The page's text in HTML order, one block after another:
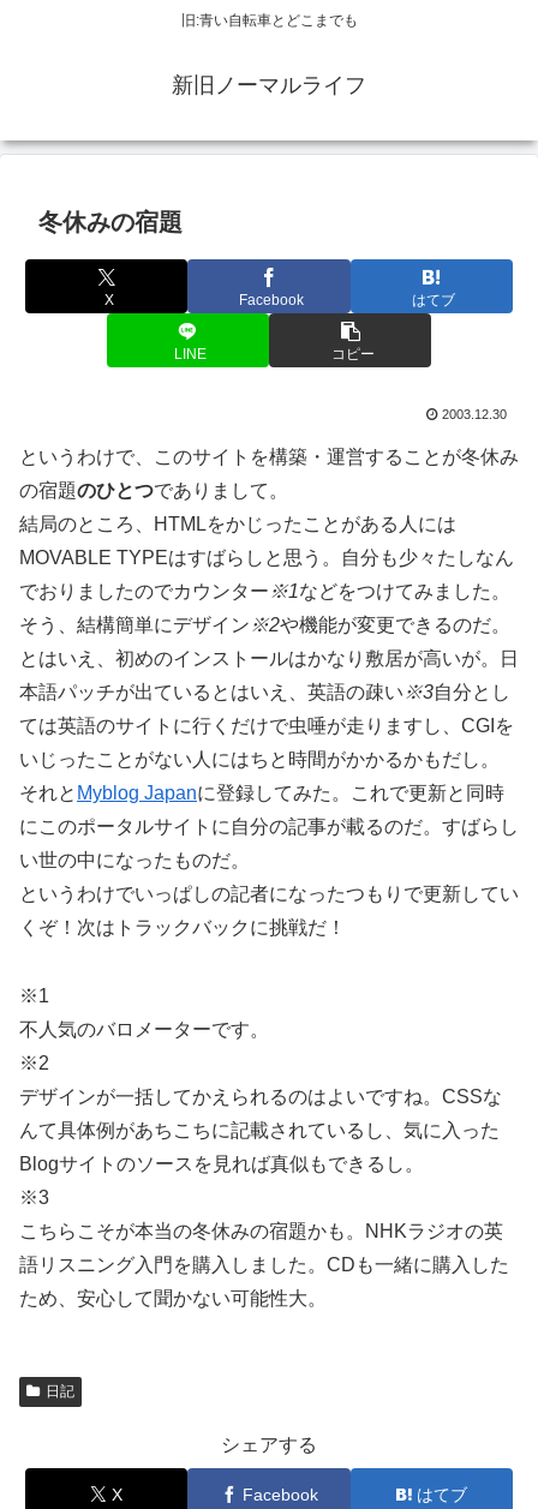
旧:青い自転車とどこまでも
新旧ノーマルライフ
冬休みの宿題
X Facebook はてブ
LINE コピー
2003.12.30
というわけで、このサイトを構築・運営することが冬休み
の宿題のひとつでありまして。
結局のところ、HTMLをかじったことがある人には
MOVABLE TYPEはすばらしと思う。自分も少々たしなん
でおりましたのでカウンター ※1などをつけてみました。
そう、結構簡単にデザイン ※2や機能が変更できるのだ。
とはいえ、初めのインストールはかなり敷居が高いが。日
本語パッチが出ているとはいえ、英語の疎い ※3自分とし
ては英語のサイトに行くだけで虫唾が走りますし、CGIを
いじったことがない人にはちと時間がかかるかもだし。
それと Myblog Japanに登録してみた。これで更新と同時
にこのポータルサイトに自分の記事が載るのだ。すばらし
い世の中になったものだ。
というわけでいっぱしの記者になったつもりで更新してい
くぞ！次はトラックバックに挑戦だ！
※1
不人気のバロメーターです。
※2
デザインが一括してかえられるのはよいですね。CSSな
んて具体例があちこちに記載されているし、気に入った
Blogサイトのソースを見れば真似もできるし。
※3
こちらこそが本当の冬休みの宿題かも。NHKラジオの英
語リスニング入門を購入しました。CDも一緒に購入した
ため、安心して聞かない可能性大。
日記
シェアする
X Facebook はてブ